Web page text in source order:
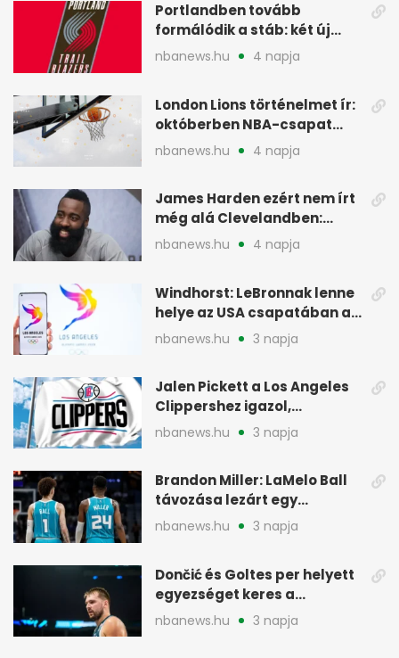
Portlandben tovább
formálódik a stáb: két új
szakember a Blazersnél
nbanews.hu 4 napja
London Lions történelmet ír:
októberben NBA-csapat
ellen lép pályára
nbanews.hu 4 napja
James Harden ezért nem írt
még alá Clevelandben:
pénzügyi okok
nbanews.hu 4 napja
Windhorst: LeBronnak lenne
helye az USA csapatában a
2028-as olimpián
nbanews.hu 3 napja
Jalen Pickett a Los Angeles
Clippershez igazol,
kétirányú szerződéssel
nbanews.hu 3 napja
Brandon Miller: LaMelo Ball
távozása lezárt egy
korszakot a Hornetsnél
nbanews.hu 3 napja
Dončić és Goltes per helyett
egyezséget keres a
gyerekügyben
nbanews.hu 3 napja